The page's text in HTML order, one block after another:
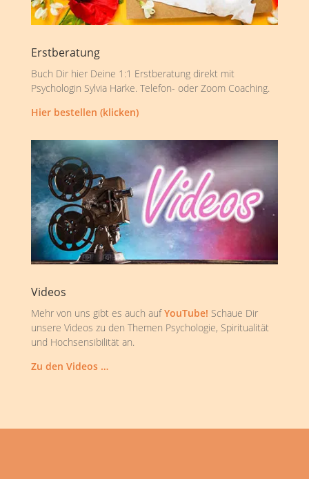
Erstberatung
Buch Dir hier Deine 1:1 Erstberatung direkt mit
Psychologin Sylvia Harke. Telefon- oder Zoom Coaching.
Hier bestellen (klicken)
Videos
Mehr von uns gibt es auch aufYouTube! Schaue Dir
unsere Videos zu den Themen Psychologie, Spiritualität
und Hochsensibilität an.
Zu den Videos …